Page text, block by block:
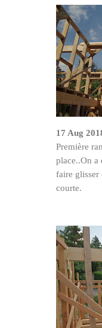
17 Aug
Première
place..On a
faire glisser
courte.